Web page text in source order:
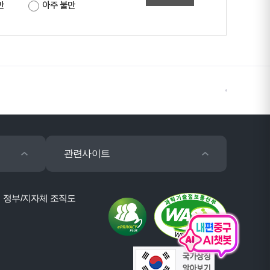
아주 불만
관련사이트
정부/지자체 조직도